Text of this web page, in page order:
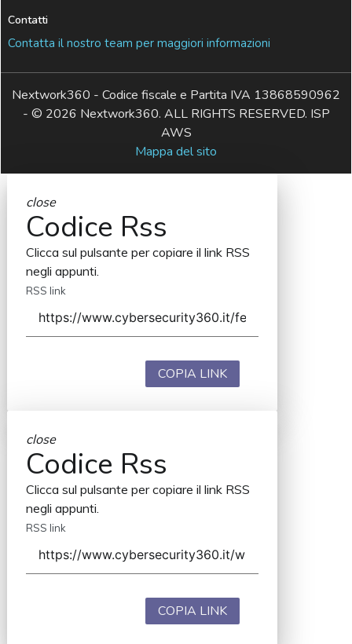
Contatti
Contatta il nostro team per maggiori informazioni
Nextwork360 - Codice fiscale e Partita IVA 13868590962
- © 2026 Nextwork360. ALL RIGHTS RESERVED. ISP
AWS
Mappa del sito
close
Codice Rss
Clicca sul pulsante per copiare il link RSS
negli appunti.
RSS link
COPIA LINK
close
Codice Rss
Clicca sul pulsante per copiare il link RSS
negli appunti.
RSS link
COPIA LINK